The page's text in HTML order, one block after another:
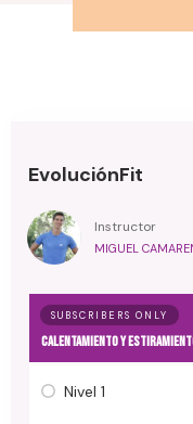
EvoluciónFit
Instructor
MIGUEL
SUBSCRIBERS ONLY
Calentamiento y
Nivel 1